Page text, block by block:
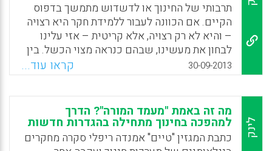
וגנר, אביבה קליגר).
WhatsApp
Facebook
Email
X
תרבותי של החינוך או לדשדוש מתמשך בדפוס
הקיים. אם הכוונה לעבור ללמידת חקר היא רצויה
– והיא לא רק רצויה, אלא קריטית – אזי עלינו
לבחון את מעשינו, שבהם כנראה מצוי הכשל. בין
ההוראה הפרונטלית הרווחת היום להוראת חקר
ישנם הבדלים כה גדולים, עד שהם הופכים את
שתי הפדגוגיות הללו לפרדיגמות קוטביות,
לתמונות עולם חינוכיות שונות. יש לנו צורך
בשינוי תרבותי, ושינוי תרבותי הוא עניין גדול
מאוד ( אברהם פרנק) .
30-09-2013 קראו עוד...
לינק
מה זה באמת "מעמד המורה"? הדרך
למהפכה בחינוך מתחילה בהגדרות חדשות
כתבת המגזין "טיים" אמנדה ריפלי סקרה מחקרים